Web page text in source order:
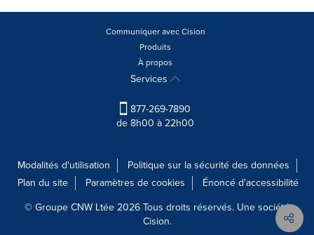
Communiquer avec Cision
Produits
À propos
Services
877-269-7890
de 8h00 à 22h00
Modalités d'utilisation
Politique sur la sécurité des données
Plan du site
Paramètres de cookies
Énoncé d'accessibilité
© Groupe CNW Ltée 2026 Tous droits réservés. Une société
Cision.